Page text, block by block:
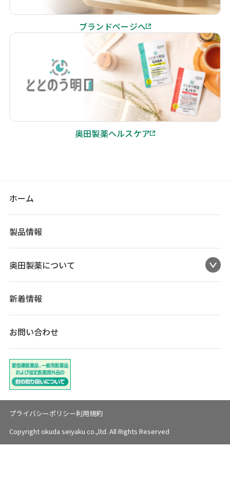
ブランドページへ
奥田製薬ヘルスケア
ホーム
製品情報
奥田製薬について
新着情報
お問い合わせ
プライバシーポリシー利用規約
Copyright okuda seiyaku co.,ltd. All Rights Reserved